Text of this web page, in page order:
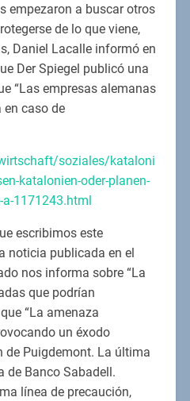
empezaron a buscar otros
de lo que viene,
Daniel Lacalle informó en
Der Spiegel publicó una
“Las empresas alemanas
caso de
soziales/kataloni
katalonien-oder-planen-
1171243.html
escribimos este
noticia publicada en el
nos informa sobre “La
que podrían
“La amenaza
un éxodo
de Puigdemont. La última
de Banco Sabadell.
línea de precaución,